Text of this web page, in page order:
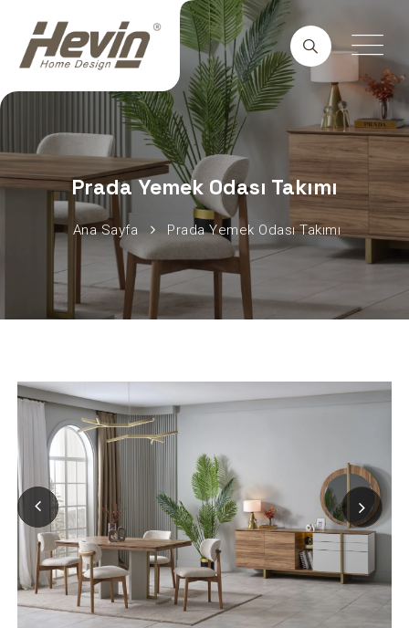
Prada Yemek Odası Takımı
Ana Sayfa Prada Yemek Odası Takımı